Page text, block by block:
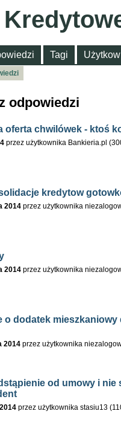
Tagi
odpowiedzi
oferta chwilówek - ktoś
przez użytkownika Bankieria.pl (
kredytow
2014 przez użytkownika
2014 przez użytkownika
o dodatek
2014 przez użytkownika
od umowy i nie
przez użytkownika stasiu13 (